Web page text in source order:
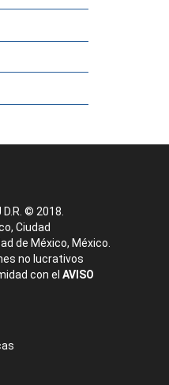
© 2018.
Ciudad
de México, México.
no lucrativos
con el AVISO